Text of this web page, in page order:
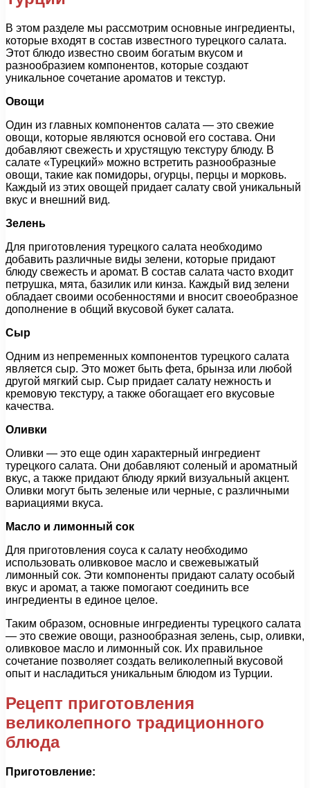
В этом разделе мы рассмотрим основные ингредиенты,
которые входят в состав известного турецкого салата.
Этот блюдо известно своим богатым вкусом и
разнообразием компонентов, которые создают
уникальное сочетание ароматов и текстур.
Овощи
Один из главных компонентов салата — это свежие
овощи, которые являются основой его состава. Они
добавляют свежесть и хрустящую текстуру блюду. В
салате «Турецкий» можно встретить разнообразные
овощи, такие как помидоры, огурцы, перцы и морковь.
Каждый из этих овощей придает салату свой уникальный
вкус и внешний вид.
Зелень
Для приготовления турецкого салата необходимо
добавить различные виды зелени, которые придают
блюду свежесть и аромат. В состав салата часто входит
петрушка, мята, базилик или кинза. Каждый вид зелени
обладает своими особенностями и вносит своеобразное
дополнение в общий вкусовой букет салата.
Сыр
Одним из непременных компонентов турецкого салата
является сыр. Это может быть фета, брынза или любой
другой мягкий сыр. Сыр придает салату нежность и
кремовую текстуру, а также обогащает его вкусовые
качества.
Оливки
Оливки — это еще один характерный ингредиент
турецкого салата. Они добавляют соленый и ароматный
вкус, а также придают блюду яркий визуальный акцент.
Оливки могут быть зеленые или черные, с различными
вариациями вкуса.
Масло и лимонный сок
Для приготовления соуса к салату необходимо
использовать оливковое масло и свежевыжатый
лимонный сок. Эти компоненты придают салату особый
вкус и аромат, а также помогают соединить все
ингредиенты в единое целое.
Таким образом, основные ингредиенты турецкого салата
— это свежие овощи, разнообразная зелень, сыр, оливки,
оливковое масло и лимонный сок. Их правильное
сочетание позволяет создать великолепный вкусовой
опыт и насладиться уникальным блюдом из Турции.
Рецепт приготовления
великолепного традиционного
блюда
Приготовление: